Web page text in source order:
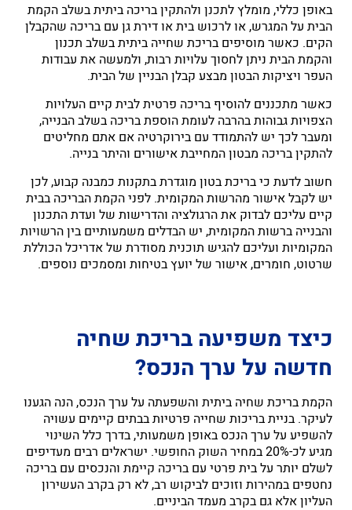
באופן כללי, מומלץ לתכנן ולהתקין בריכה ביתית בשלב הקמת
הבית על המגרש, או לרכוש בית או דירת גן עם בריכה שהקבלן
הקים. כאשר מוסיפים בריכת שחייה ביתית בשלב תכנון
והקמת הבית ניתן לחסוך עלויות רבות, ולמעשה את עבודות
העפר ויציקות הבטון מבצע קבלן הבניין של הבית.
כאשר מתכננים להוסיף בריכה פרטית לבית קיים העלויות
הצפויות גבוהות בהרבה לעומת הוספת בריכה בשלב הבנייה,
ומעבר לכך יש להתמודד עם בירוקרטיה אם אתם מחליטים
להתקין בריכה מבטון המחייבת אישורים והיתר בנייה.
חשוב לדעת כי בריכת בטון מוגדרת בתקנות כמבנה קבוע, לכן
יש לקבל אישור מהרשות המקומית. לפני הקמת הבריכה בבית
קיים עליכם לבדוק את הרגולציה והדרישות של ועדת התכנון
והבנייה ברשות המקומית, יש הבדלים משמעותיים בין הרשויות
המקומיות ועליכם להגיש תוכנית מסודרת של אדריכל הכוללת
שרטוט, חומרים, אישור של יועץ בטיחות ומסמכים נוספים.
כיצד משפיעה בריכת שחיה
חדשה על ערך הנכס?
הקמת בריכת שחיה ביתית והשפעתה על ערך הנכס, הנה הגענו
לעיקר. בניית בריכות שחייה פרטיות בבתים קיימים עשויה
להשפיע על ערך הנכס באופן משמעותי, בדרך כלל השינוי
מגיע לכ-20% במחיר השוק החופשי. ישראלים רבים מעדיפים
לשלם יותר על בית פרטי עם בריכה קיימת והנכסים עם בריכה
נחטפים במהירות וזוכים לביקוש רב, לא רק בקרב העשירון
העליון אלא גם בקרב מעמד הביניים.